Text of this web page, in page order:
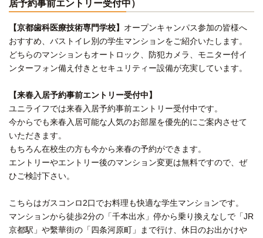
居予約事前エントリー受付中）
【京都歯科医療技術専門学校】 オープンキャンパス参加の皆様へ
おすすめ、バストイレ別の学生マンションをご紹介いたします。
どちらのマンションもオートロック、防犯カメラ、モニター付イ
ンターフォン備え付きとセキュリティー設備が充実しています。
【来春入居予約事前エントリー受付中】
ユニライフでは来春入居予約事前エントリー受付中です。
今からでも来春入居可能な人気のお部屋を優先的にご案内させて
いただきます。
もちろん在校生の方も今から来春の予約ができます。
エントリーやエントリー後のマンション変更は無料ですので、ぜ
ひご検討下さい。
こちらはガスコンロ2口でお料理も快適な学生マンションです。
マンションから徒歩2分の「千本出水」停から乗り換えなしで「JR
京都駅」や繫華街の「四条河原町」まで行け、休日のお出かけや